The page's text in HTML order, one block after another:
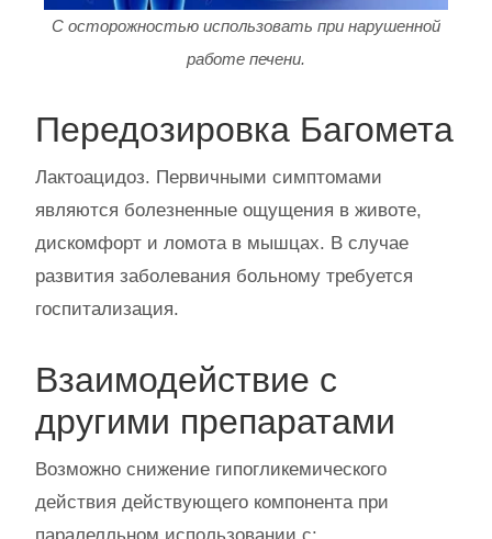
С осторожностью использовать при нарушенной
работе печени.
Передозировка Багомета
Лактоацидоз. Первичными симптомами
являются болезненные ощущения в животе,
дискомфорт и ломота в мышцах. В случае
развития заболевания больному требуется
госпитализация.
Взаимодействие с
другими препаратами
Возможно снижение гипогликемического
действия действующего компонента при